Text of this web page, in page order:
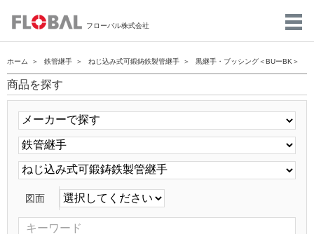
フローバル株式会社
ホーム 鉄管継手 ねじ込み式可鍛鋳鉄製管継手 黒継手・ブッシング＜BUーBK＞
商品を探す
図面